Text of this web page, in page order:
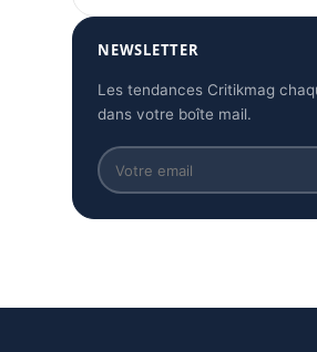
NEWSLETTER
Les tendances Critikmag
dans votre boîte mail.